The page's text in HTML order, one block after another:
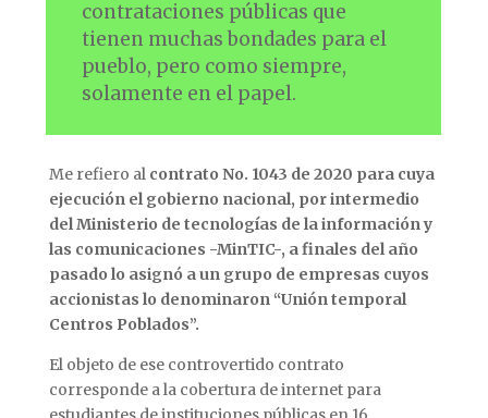
contrataciones públicas que
tienen muchas bondades para el
pueblo, pero como siempre,
solamente en el papel.
Me refiero al contrato No. 1043 de 2020 para cuya
ejecución el gobierno nacional, por intermedio
del Ministerio de tecnologías de la información y
las comunicaciones -MinTIC-, a finales del año
pasado lo asignó a un grupo de empresas cuyos
accionistas lo denominaron “Unión temporal
Centros Poblados”.
El objeto de ese controvertido contrato
corresponde a la cobertura de internet para